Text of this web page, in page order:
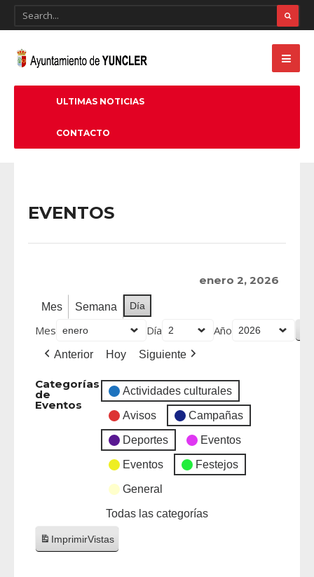
ULTIMAS NOTICIAS
CONTACTO
EVENTOS
enero 2, 2026
Mes Semana Día
Mes Día Año
Anterior Hoy Siguiente
Categorías
de
Eventos
Actividades culturales
Avisos Campañas
Deportes Eventos
Eventos Festejos
General
Todas las categorías
ImprimirVistas